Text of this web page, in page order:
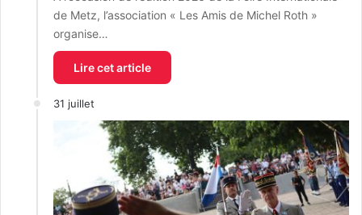
de Metz, l’association « Les Amis de Michel Roth »
organise…
Lire cet article
31 juillet